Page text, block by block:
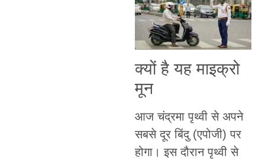
क्यों है यह माइक्रो
मून
आज चंद्रमा पृथ्वी से अपने
सबसे दूर बिंदु (एपोजी) पर
होगा। इस दौरान पृथ्वी से